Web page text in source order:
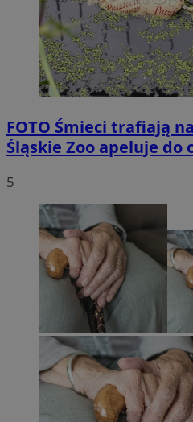
FOTO Śmieci trafiają
Śląskie Zoo apeluje do
5